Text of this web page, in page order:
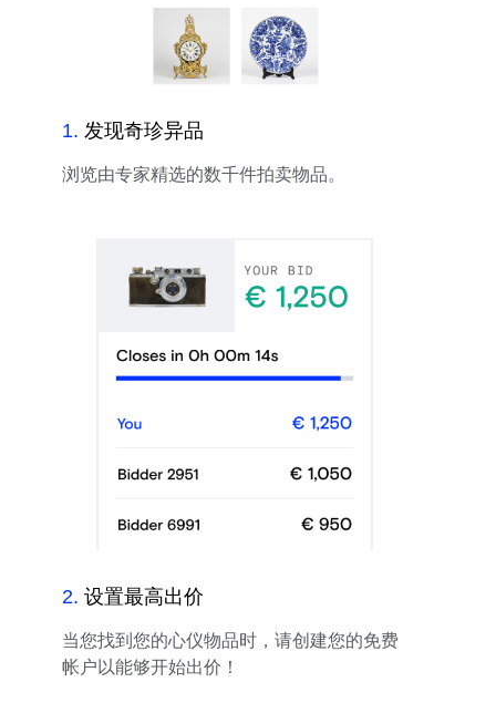
1. 发现奇珍异品
浏览由专家精选的数千件拍卖物品。
2. 设置最高出价
当您找到您的心仪物品时，请创建您的免费
帐户以能够开始出价！